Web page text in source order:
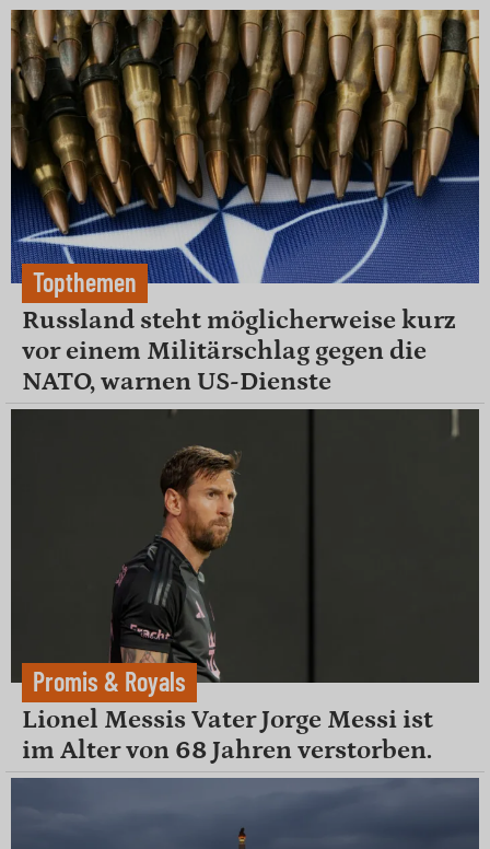
Topthemen
Russland steht möglicherweise kurz
vor einem Militärschlag gegen die
NATO, warnen US-Dienste
Promis & Royals
Lionel Messis Vater Jorge Messi ist
im Alter von 68 Jahren verstorben.